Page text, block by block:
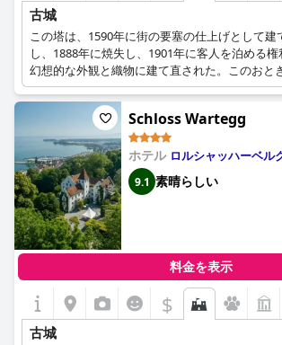
古城
この塔は、1590年に街の要塞の仕上げとして建
し、1888年に焼失し、1901年に客人を泊める
幻想的な外観と織物に建て直された。このおと
うなお城からは、美しいルツェルン湖と中央ス
降りた先端の壮大な景色を眺めることができ、
が飛んでくるのではないかと半信半疑になる。
Schloss Wartegg
ホテル ロルシャッハーベル
9.1 素晴らしい
料金を表示
$
古城